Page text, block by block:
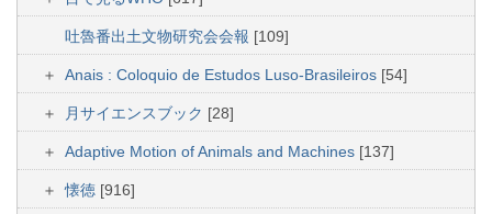
吐魯番出土文物研究会会報 [109]
Anais : Coloquio de Estudos Luso-Brasileiros [54]
月サイエンスブック [28]
Adaptive Motion of Animals and Machines [137]
懐徳 [916]